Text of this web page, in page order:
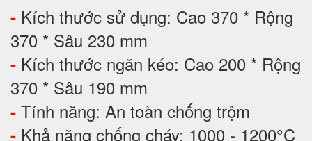
- Kích thước sử dụng: Cao 370 * Rộng
370 * Sâu 230 mm
- Kích thước ngăn kéo: Cao 200 * Rộng
370 * Sâu 190 mm
- Tính năng: An toàn chống trộm
- Khả năng chống cháy: 1000 - 1200°C